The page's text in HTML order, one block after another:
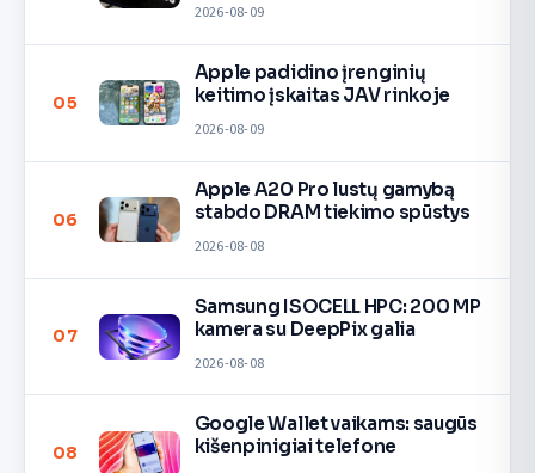
2026-08-09
05
Apple padidino įrenginių
keitimo įskaitas JAV rinkoje
2026-08-09
06
Apple A20 Pro lustų gamybą
stabdo DRAM tiekimo spūstys
2026-08-08
07
Samsung ISOCELL HPC: 200 MP
kamera su DeepPix galia
2026-08-08
08
Google Wallet vaikams: saugūs
kišenpinigiai telefone